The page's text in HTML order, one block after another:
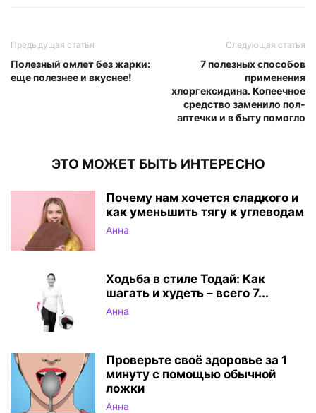
Предыдущая статья
Полезный омлет без жарки:
еще полезнее и вкуснее!
Следующая статья
7 полезных способов
применения
хлоргексидина. Копеечное
средство заменило пол-
аптечки и в быту помогло
ЭТО МОЖЕТ БЫТЬ ИНТЕРЕСНО
Почему нам хочется сладкого и
как уменьшить тягу к углеводам
Анна
Ходьба в стиле Тодай: Как
шагать и худеть – всего 7...
Анна
Проверьте своё здоровье за 1
минуту с помощью обычной
ложки
Анна